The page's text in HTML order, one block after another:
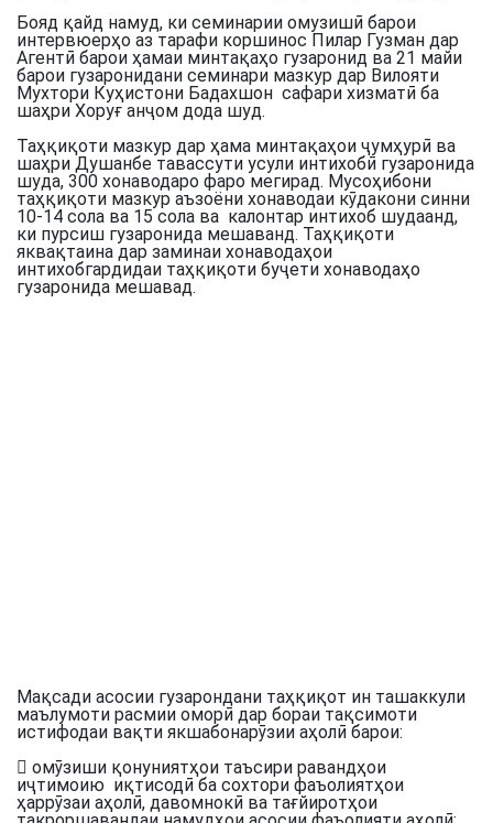
Бояд қайд намуд, ки семинарии омузишӣ барои
интервюерҳо аз тарафи коршинос Пилар Гузман дар
Агентӣ барои ҳамаи минтақаҳо гузаронид ва 21 майи
барои гузаронидани семинари мазкур дар Вилояти
Мухтори Куҳистони Бадахшон сафари хизматӣ ба
шаҳри Хоруғ анҷом дода шуд.
Таҳқиқоти мазкур дар ҳама минтақаҳои ҷумҳурӣ ва
шаҳри Душанбе тавассути усули интихобӣ гузаронида
шуда, 300 хонаводаро фаро мегирад. Мусоҳибони
таҳқиқоти мазкур аъзоёни хонаводаи кӯдакони синни
10-14 сола ва 15 сола ва калонтар интихоб шудаанд,
ки пурсиш гузаронида мешаванд. Таҳқиқоти
яквақтаина дар заминаи хонаводаҳои
интихобгардидаи таҳқиқоти буҷети хонаводаҳо
гузаронида мешавад.
Мақсади асосии гузарондани таҳқиқот ин ташаккули
маълумоти расмии оморӣ дар бораи тақсимоти
истифодаи вақти якшабонарӯзии аҳолӣ барои:
 омӯзиши қонуниятҳои таъсири равандҳои
иҷтимоию иқтисодӣ ба сохтори фаъолиятҳои
ҳаррӯзаи аҳолӣ, давомнокӣ ва тағйиротҳои